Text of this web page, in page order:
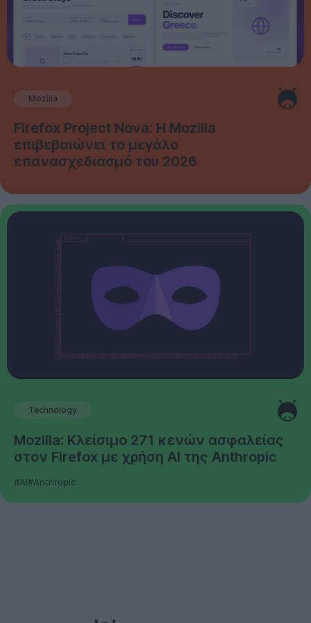
Mozilla
Firefox Project Nova: Η Mozilla
επιβεβαιώνει το μεγάλο
επανασχεδιασμό του 2026
Technology
Mozilla: Κλείσιμο 271 κενών ασφαλείας
στον Firefox με χρήση AI της Anthropic
#AI#Anthropic